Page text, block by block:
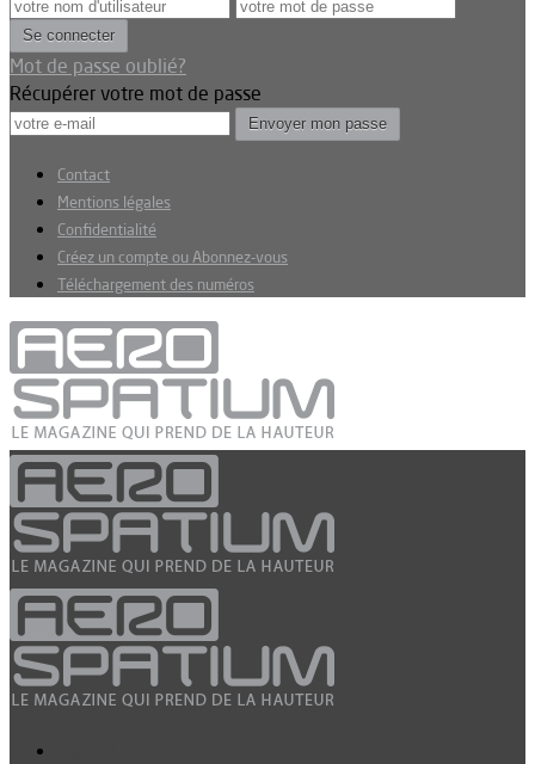
Mot de passe oublié?
Récupérer votre mot de passe
Contact
Mentions légales
Confidentialité
Créez un compte ou Abonnez-vous
Téléchargement des numéros